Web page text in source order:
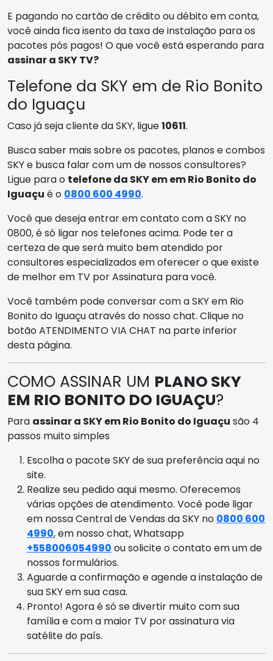
E pagando no cartão de crédito ou débito em conta,
você ainda fica isento da taxa de instalação para os
pacotes pós pagos! O que você está esperando para
assinar a SKY TV?
Telefone da SKY em de Rio Bonito
do Iguaçu
Caso já seja cliente da SKY, ligue10611.
Busca saber mais sobre os pacotes, planos e combos
SKY e busca falar com um de nossos consultores?
Ligue para o telefone da SKY em em Rio Bonito do
Iguaçu é o 0800 600 4990.
Você que deseja entrar em contato com a SKY no
0800, é só ligar nos telefones acima. Pode ter a
certeza de que será muito bem atendido por
consultores especializados em oferecer o que existe
de melhor em TV por Assinatura para você.
Você também pode conversar com a SKY em Rio
Bonito do Iguaçu através do nosso chat. Clique no
botão ATENDIMENTO VIA CHAT na parte inferior
desta página.
COMO ASSINAR UM PLANO SKY
EM RIO BONITO DO IGUAÇU?
Para assinar a SKY em Rio Bonito do Iguaçu são 4
passos muito simples
Escolha o pacote SKY de sua preferência aqui no
site.
Realize seu pedido aqui mesmo. Oferecemos
várias opções de atendimento. Você pode ligar
em nossa Central de Vendas da SKY no 0800 600
4990, em nosso chat, Whatsapp
+558006054990 ou solicite o contato em um de
nossos formulários.
Aguarde a confirmação e agende a instalação de
sua SKY em sua casa.
Pronto! Agora é só se divertir muito com sua
família e com a maior TV por assinatura via
satélite do país.